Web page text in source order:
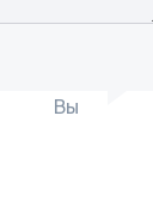
Вы